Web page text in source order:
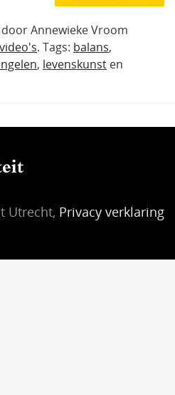
Annewieke Vroom
. Tags: balans,
, levenskunst en
Utrecht, Privacy verklaring